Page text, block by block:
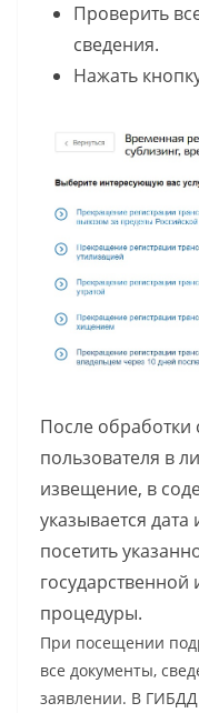
Проверить
сведения.
Нажать
После обработки
пользователя в
извещение, в
указывается
посетить
процедуры.
При посещении
все документы,
заявлении. В ГИБДД